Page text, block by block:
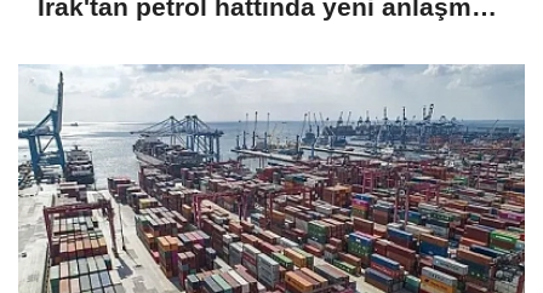
Irak'tan petrol hattında yeni anlaşma